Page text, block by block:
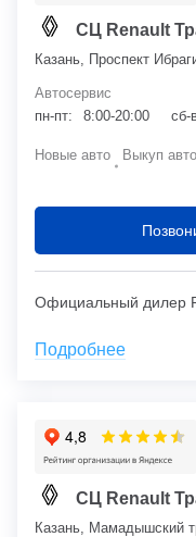
СЦ Renault
Казань, Проспект
Автосервис
пн-пт:
8:00-20:00 сб-
Новые авто Выкуп авто
Официальный дилер
Подробнее
СЦ Renault
Казань, Мамадышский